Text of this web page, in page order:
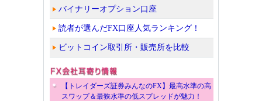
バイナリーオプション口座
読者が選んだFX口座人気ランキング！
ビットコイン取引所・販売所を比較
【トレイダーズ証券みんなのFX】最高水準の高
スワップ＆最狭水準の低スプレッドが魅力！